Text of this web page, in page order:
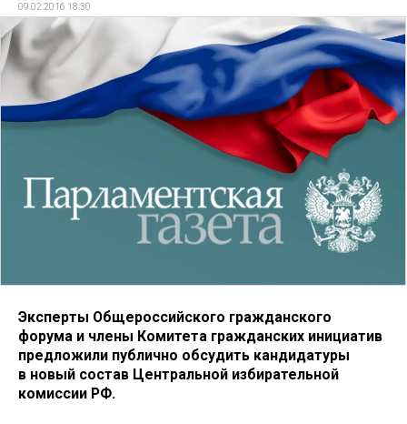
09.02.2016 18:30
Эксперты Общероссийского гражданского
форума и члены Комитета гражданских инициатив
предложили публично обсудить кандидатуры
в новый состав Центральной избирательной
комиссии РФ.